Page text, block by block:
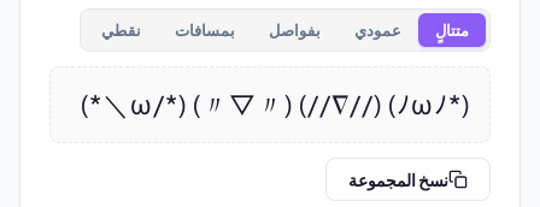
متتالٍ عمودي بفواصل بمسافات نقطي
(*ﾉωﾉ) (//∇//) (〃▽〃) (*/ω＼*)
نسخ المجموعة